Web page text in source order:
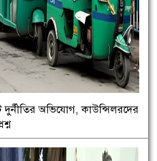
অভিযোগ, কাউন্সিলরদের